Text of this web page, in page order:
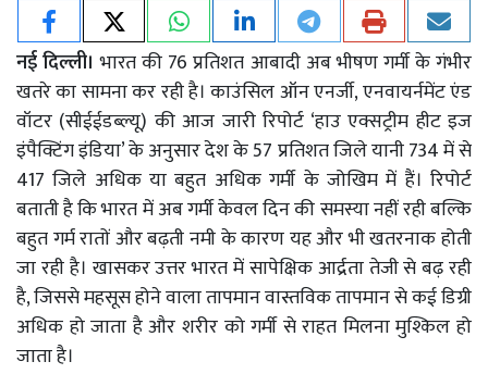
नई दिल्ली।भारत की 76 प्रतिशत आबादी अब भीषण गर्मी के गंभीर
खतरे का सामना कर रही है। काउंसिल ऑन एनर्जी, एनवायर्नमेंट एंड
वॉटर (सीईईडब्ल्यू) की आज जारी रिपोर्ट ‘हाउ एक्सट्रीम हीट इज
इंपैक्टिंग इंडिया’ के अनुसार देश के 57 प्रतिशत जिले यानी 734 में से
417 जिले अधिक या बहुत अधिक गर्मी के जोखिम में हैं। रिपोर्ट
बताती है कि भारत में अब गर्मी केवल दिन की समस्या नहीं रही बल्कि
बहुत गर्म रातों और बढ़ती नमी के कारण यह और भी खतरनाक होती
जा रही है। खासकर उत्तर भारत में सापेक्षिक आर्द्रता तेजी से बढ़ रही
है, जिससे महसूस होने वाला तापमान वास्तविक तापमान से कई डिग्री
अधिक हो जाता है और शरीर को गर्मी से राहत मिलना मुश्किल हो
जाता है।